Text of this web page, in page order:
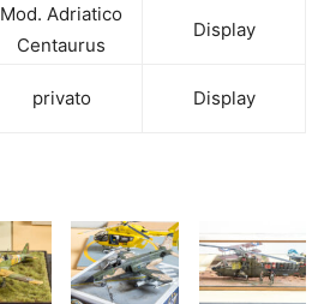
Mod. Adriatico
Centaurus
Display
privato Display